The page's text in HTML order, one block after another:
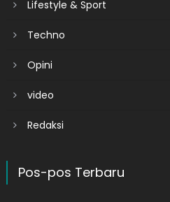
Lifestyle & Sport
Techno
Opini
video
Redaksi
Pos-pos Terbaru